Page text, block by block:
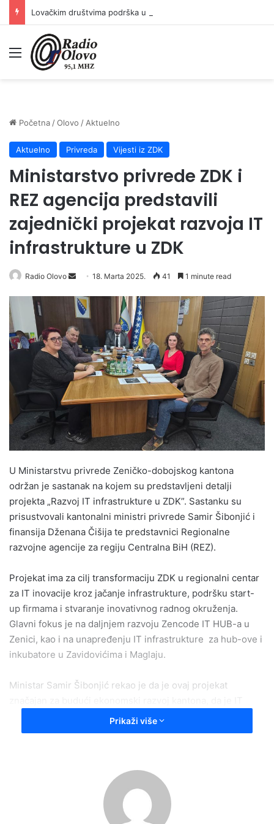
Lovačkim društvima podrška u iznosu od 138.000 KM
Meni
Početna /Olovo / Aktuelno
Aktuelno Privreda Vijesti iz ZDK
Ministarstvo privrede ZDK i
REZ agencija predstavili
zajednički projekat razvoja IT
infrastrukture u ZDK
Radio Olovo
n
d
a
n
e
m
18. Marta 2025. 41 1 minute read
U Ministarstvu privrede Zeničko-dobojskog kantona
održan je sastanak na kojem su predstavljeni detalji
projekta „Razvoj IT infrastrukture u ZDK”. Sastanku su
prisustvovali kantonalni ministri privrede Samir Šibonjić i
finansija Dženana Čišija te predstavnici Regionalne
razvojne agencije za regiju Centralna BiH (REZ).
Projekat ima za cilj transformaciju ZDK u regionalni centar
za IT inovacije kroz jačanje infrastrukture, podršku start-
up firmama i stvaranje inovativnog radnog okruženja.
Glavni fokus je na daljnjem razvoju Zencode IT HUB-a u
Zenici, kao i na unapređenju IT infrastrukture za hub-ove i
inkubatore u Zavidovićima i Maglaju.
Ministar Samir Šibonjić rekao je da je ovaj projekat
sektor pokretač modernih ekonomija, a da će projekat
omogućiti ZDK da postane regionalni lider u inovacijama i
Predstavnici REZ agencije su kazali da će projektom biti
Prikaži više